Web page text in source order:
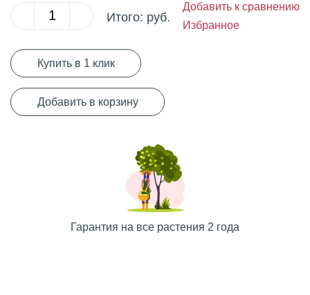
Итого: руб.
Добавить к сравнению
Избранное
Купить в 1 клик
Добавить в корзину
Гарантия на все растения 2 года